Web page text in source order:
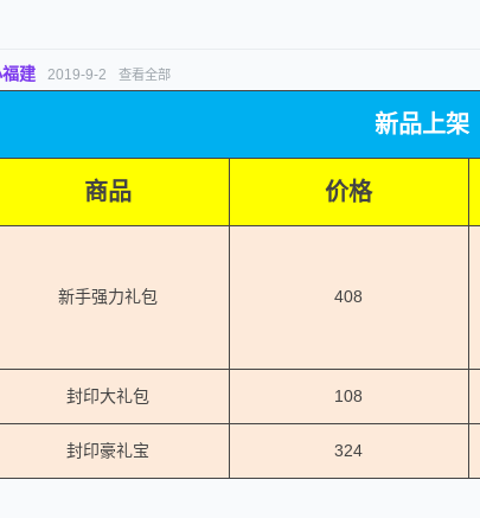
建 2019-9-2 查看全部
新品上架
商品 价格
新手强力礼包 408
封印大礼包 108
封印豪礼宝 324